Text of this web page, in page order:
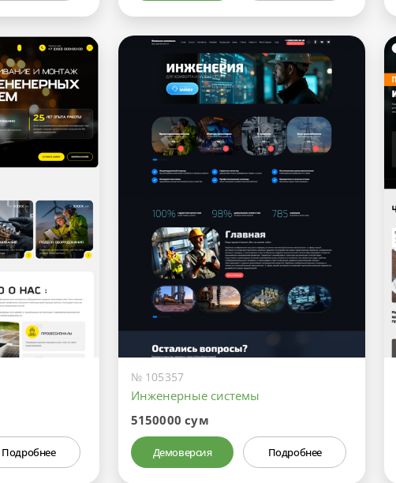
Подробнее
№ 105357
Инженерные системы
5150000 сум
Демоверсия Подробнее